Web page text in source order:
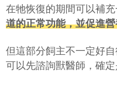
在牠恢復的期間可以補
道的正常功能，並促進
但這部分飼主不一定好
可以先諮詢獸醫師，確定